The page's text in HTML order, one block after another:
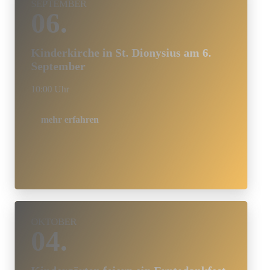
SEPTEMBER
06.
Kinderkirche in St. Dionysius am 6.
September
10:00 Uhr
mehr erfahren
OKTOBER
04.